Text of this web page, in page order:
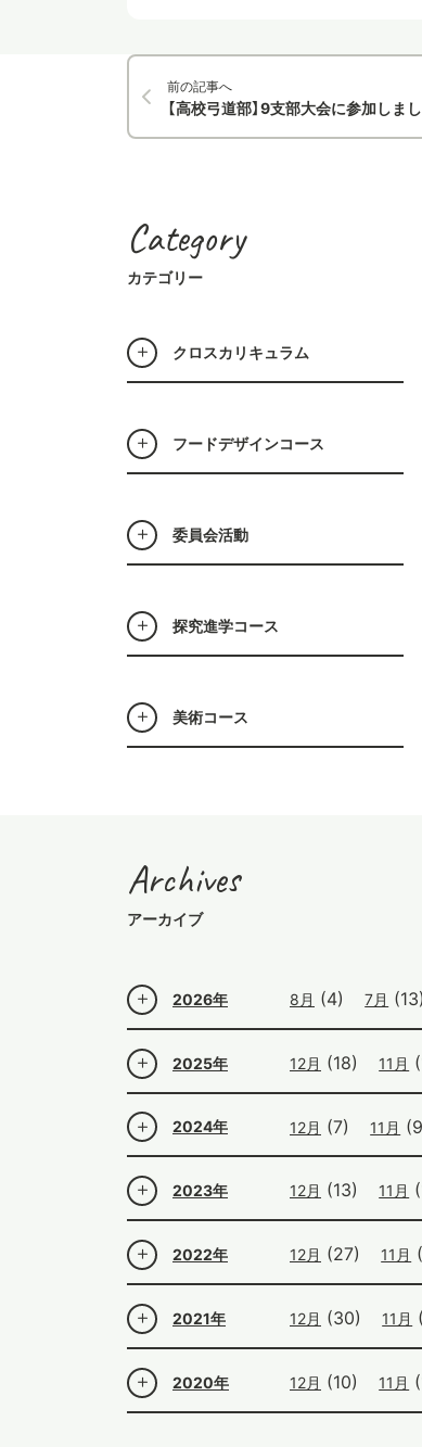
前の記事へ
【高校弓道部】9支部大会に参加しま
Category
カテゴリー
クロスカリキュラム
フードデザインコース
委員会活動
探究進学コース
美術コース
Archives
アーカイブ
2026年 8月 (4) 7月 (13)
2025年 12月 (18) 11月
2024年 12月 (7) 11月
2023年 12月 (13) 11月
2022年 12月 (27) 11月
2021年 12月 (30) 11月
2020年 12月 (10) 11月